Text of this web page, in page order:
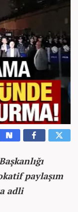
paylaşım
adli